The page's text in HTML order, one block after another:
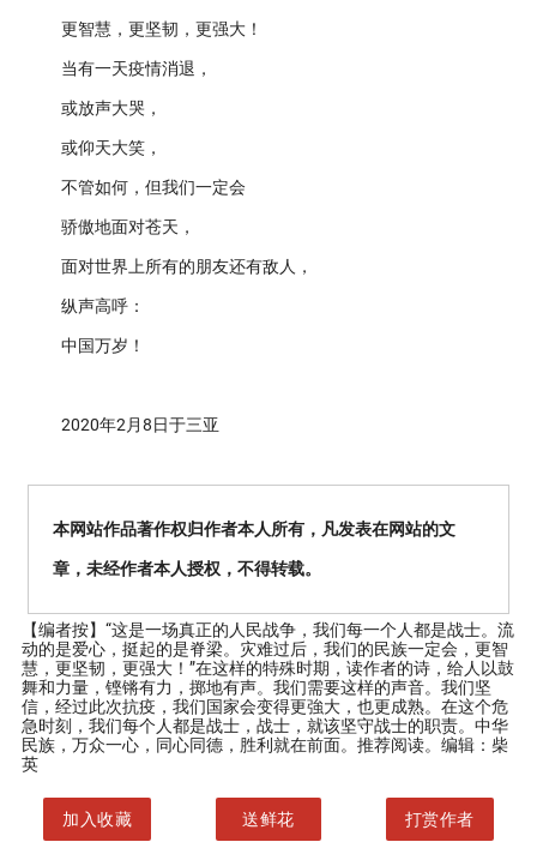
更智慧，更坚韧，更强大！
当有一天疫情消退，
或放声大哭，
或仰天大笑，
不管如何，但我们一定会
骄傲地面对苍天，
面对世界上所有的朋友还有敌人，
纵声高呼：
中国万岁！
2020年2月8日于三亚
本网站作品著作权归作者本人所有，凡发表在网站的文
章，未经作者本人授权，不得转载。
【编者按】 “这是一场真正的人民战争，我们每一个人都是战士。流
动的是爱心，挺起的是脊梁。灾难过后，我们的民族一定会，更智
慧，更坚韧，更强大！”在这样的特殊时期，读作者的诗，给人以鼓
舞和力量，铿锵有力，掷地有声。我们需要这样的声音。我们坚
信，经过此次抗疫，我们国家会变得更強大，也更成熟。在这个危
急时刻，我们每个人都是战士，战士，就该坚守战士的职责。中华
民族，万众一心，同心同德，胜利就在前面。推荐阅读。编辑：柴
英
加入收藏 送鲜花 打赏作者